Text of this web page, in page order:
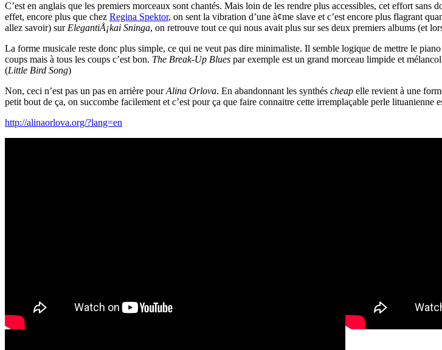
C’est en anglais que les premiers morceaux sont chantés. Mais loin de les rendre plus accessibles, cet effort
effet, encore plus que chez Regina Spektor, on sent la vibration d’une à¢me slave et c’est encore plus flagrant
allez savoir) sur ElegantiÅ¡kai Sninga, on retrouve tout ce qui nous avait plus sur ses deux premiers albums (et
La forme musicale reste donc plus simple, ce qui ne veut pas dire minimaliste. Il semble logique de mettre le
coups mais à tous les coups c’est bon. The Break-Up Blues par exemple est un grand morceau limpide et
(Little Bird Song)
Non, ceci n’est pas un pas en arrière pourAlina Orlova. En abandonnant les synthés cheap elle revient à une
petit bout de ça, on succombe facilement et c’est pour ça que faire connaitre cette irremplaçable perle lituanienne
http://alinaorlova.org/?lang=en